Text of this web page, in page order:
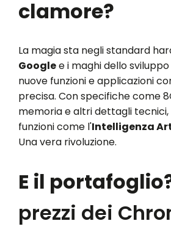
clamore?
La magia sta negli standard
Googlee i maghi dello
nuove funzioni e applicazioni
precisa. Con specifiche come
memoria e altri dettagli
funzioni come l'Intelligenza
Una vera rivoluzione.
E il
prezzi dei